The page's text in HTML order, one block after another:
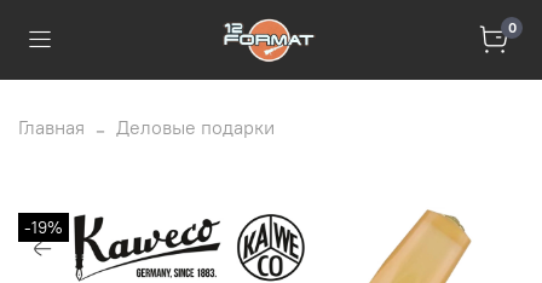
0
Главная Деловые подарки
-19%